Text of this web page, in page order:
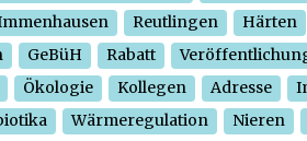
Reutlingen Härten
GeBüH Rabatt
Ökologie
Kollegen Adresse
Wärmeregulation Nieren